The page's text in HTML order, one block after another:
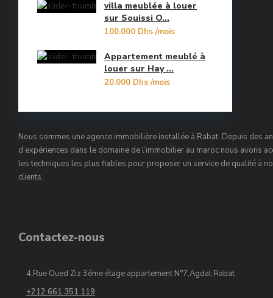
Orangers
Souissi
Yacoub El Mansour
villa meublée à louer
sur Souissi O...
100.000 Dhs/mois
Appartement meublé à
louer sur Hay ...
20.000 Dhs/mois
Nous sommes une agence immobilière installée à Rabat. Depuis des
d’expériences dans le domaine de l’immobilier au maroc nous avons
les techniques les plus fiables pour proposer un service de qualité à
clients.
Contactez-nous
4,Rue Oued Ziz 3éme étage appartement N°7,Agdal Rabat
+212 661 351 119